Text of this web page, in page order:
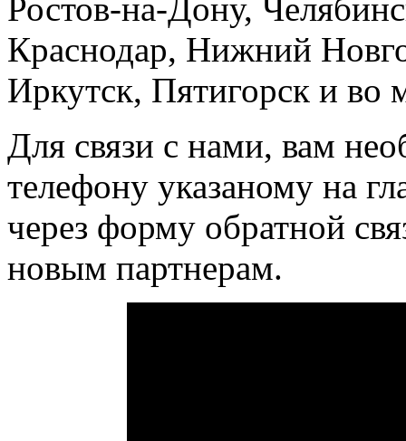
Ростов-на-Дону,
Краснодар, Нижний
Иркутск, Пятигорск и во
Для связи с нами, вам
телефону указаному на
через форму обратной
новым партнерам.